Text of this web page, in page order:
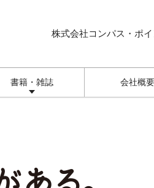
株式会社コンパス・ポ
書籍・雑誌 会社概要